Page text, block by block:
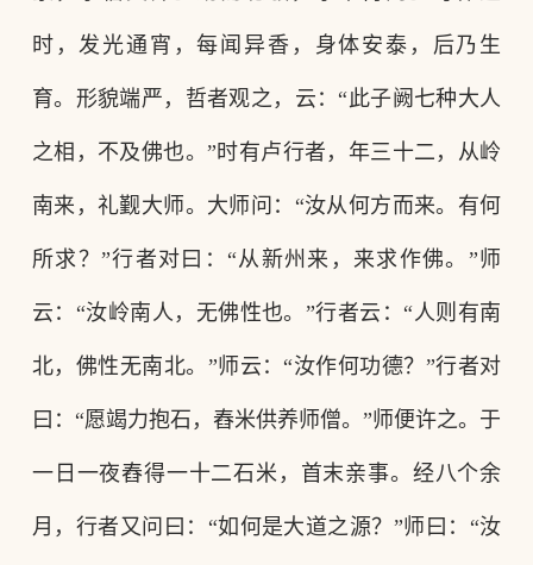
时，发光通宵，每闻异香，身体安泰，后乃生
育。形貌端严，哲者观之，云： “此子阙七种大人
之相，不及佛也。”时有卢行者，年三十二，从岭
南来，礼觐大师。大师问：“汝从何方而来。有何
所求？”行者对曰：“从新州来，来求作佛。”师
云：“汝岭南人，无佛性也。”行者云：“人则有南
北，佛性无南北。”师云：“汝作何功德？”行者对
曰：“愿竭力抱石，舂米供养师僧。”师便许之。于
一日一夜舂得一十二石米，首末亲事。经八个余
月，行者又问曰：“如何是大道之源？”师曰：“汝